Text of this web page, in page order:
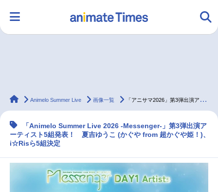
ラジオ みんなの声 グッズ 映画
マンガ・ラノベ ゲーム・アプリ 音楽 コスプレ
配信・Vtuber トレンド
animateTimes
Animelo Summer Live 画像一覧 「アニサマ2026」第3弾出演アーティスト5組発表！
「Animelo Summer Live 2026 -Messenger-」第3弾出演ア
ーティスト5組発表！ 夏吉ゆうこ (かぐや from 超かぐや姫！)、
i☆Risら5組決定